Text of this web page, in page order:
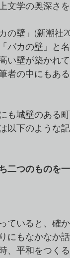
学の奥深さを
壁」(新潮社
カの壁」と名
い壁が築かれ
者の中にもあ
城壁のある町
以下のような
二つのものを
ていると、確
にもなかなか
、平和をつく